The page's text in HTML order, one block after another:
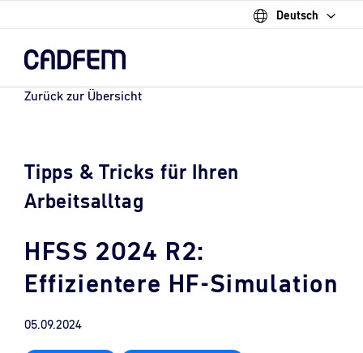
Deutsch
content.
Zurück zur Übersicht
Tipps & Tricks für Ihren
Arbeitsalltag
HFSS 2024 R2:
Effizientere HF-Simulation
05.09.2024